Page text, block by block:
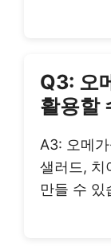
Q3: 오
활용할
A3: 오메
샐러드, 치
만들 수 있